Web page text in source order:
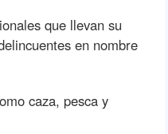
que llevan su
en nombre
caza, pesca y